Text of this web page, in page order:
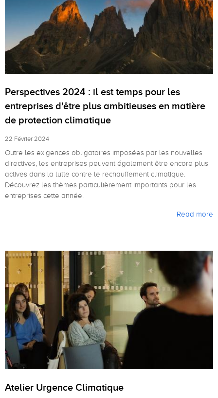
Perspectives 2024 : il est temps pour les
entreprises d'être plus ambitieuses en matière
de protection climatique
22 Février 2024
Outre les exigences obligatoires imposées par les nouvelles
directives, les entreprises peuvent également être encore plus
actives dans la lutte contre le rechauffement climatique.
Découvrez les thèmes particulièrement importants pour les
entreprises cette année.
Read more
Atelier Urgence Climatique